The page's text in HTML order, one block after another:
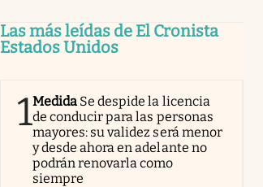
Las más leídas de El Cronista
Estados Unidos
1Medida Se despide la licencia
de conducir para las personas
mayores: su validez será menor
y desde ahora en adelante no
podrán renovarla como
siempre